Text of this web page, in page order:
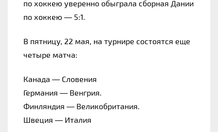
по хоккею уверенно обыграла сборная Дании
по хоккею — 5:1.
В пятницу, 22 мая, на турнире состоятся еще
четыре матча:
Канада — Словения
Германия — Венгрия.
Финляндия — Великобритания.
Швеция — Италия